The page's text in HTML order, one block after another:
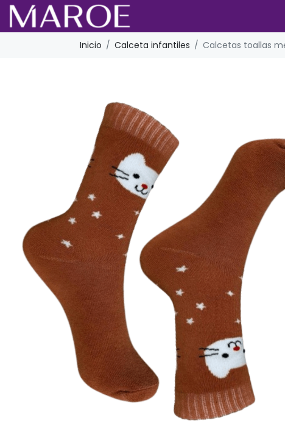
Inicio Calceta infantiles Calcetas toallas